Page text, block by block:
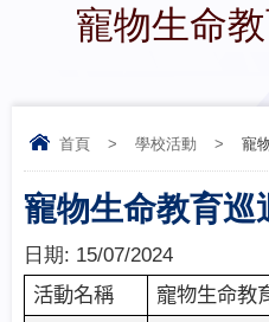
寵物生命
首頁 > 學校活動 > 寵
寵物生命教育巡
日期: 15/07/2024
活動名稱
寵物生命教